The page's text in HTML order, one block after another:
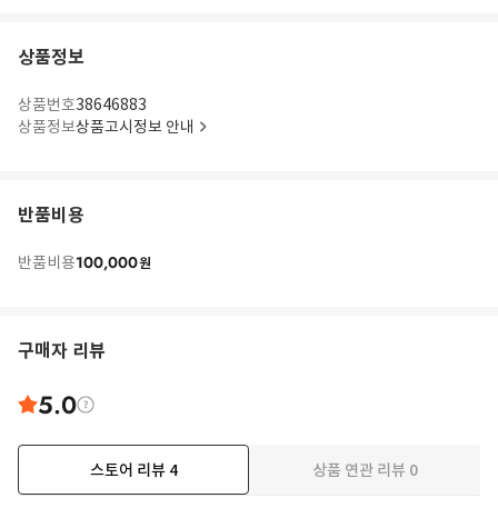
상품정보
상품번호38646883
상품정보상품고시정보 안내
반품비용
반품비용100,000원
구매자 리뷰
5.0
스토어 리뷰 4 상품 연관 리뷰 0